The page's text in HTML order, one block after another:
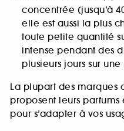
concentrée (jusqu’à
elle est aussi la plus
toute petite quantité
intense pendant des
plusieurs jours sur
La plupart des marques
proposent leurs
pour s’adapter à vos